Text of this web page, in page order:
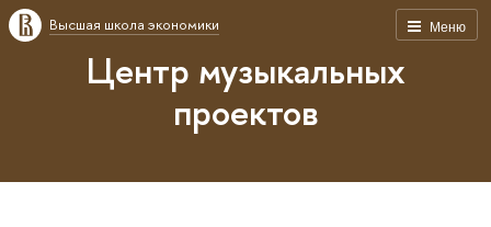
Меню
Высшая школа экономики
Центр музыкальных
проектов